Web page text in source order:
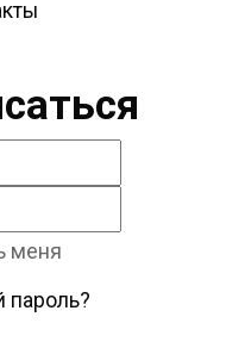
меня
пароль?